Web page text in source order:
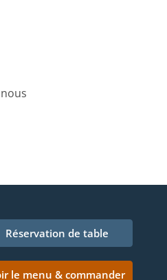
Réservation de table
le menu & commander